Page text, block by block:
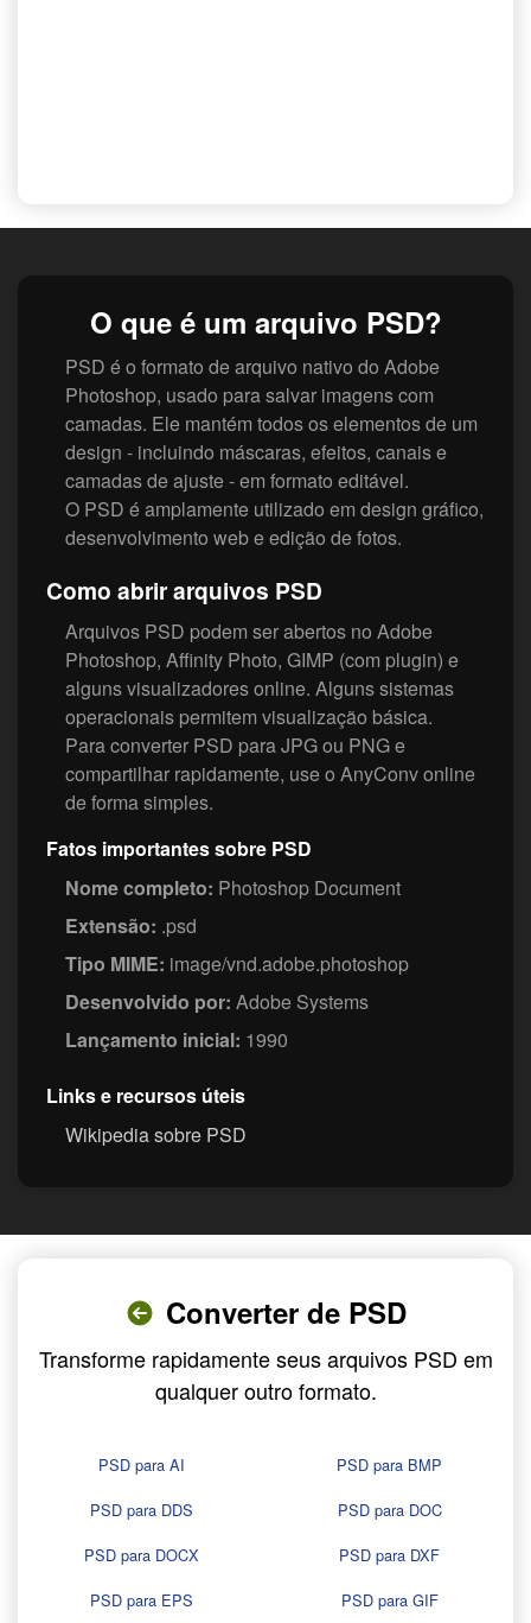
O que é um arquivo PSD?
PSD é o formato de arquivo nativo do Adobe
Photoshop, usado para salvar imagens com
camadas. Ele mantém todos os elementos de um
design - incluindo máscaras, efeitos, canais e
camadas de ajuste - em formato editável.
O PSD é amplamente utilizado em design gráfico,
desenvolvimento web e edição de fotos.
Como abrir arquivos PSD
Arquivos PSD podem ser abertos no Adobe
Photoshop, Affinity Photo, GIMP (com plugin) e
alguns visualizadores online. Alguns sistemas
operacionais permitem visualização básica.
Para converter PSD para JPG ou PNG e
compartilhar rapidamente, use o AnyConv online
de forma simples.
Fatos importantes sobre PSD
Nome completo: Photoshop Document
Extensão: .psd
Tipo MIME: image/vnd.adobe.photoshop
Desenvolvido por: Adobe Systems
Lançamento inicial: 1990
Links e recursos úteis
Wikipedia sobre PSD
Converter de PSD
Transforme rapidamente seus arquivos PSD em
qualquer outro formato.
PSD para AI
PSD para BMP
PSD para DDS
PSD para DOC
PSD para DOCX
PSD para DXF
PSD para EPS
PSD para GIF